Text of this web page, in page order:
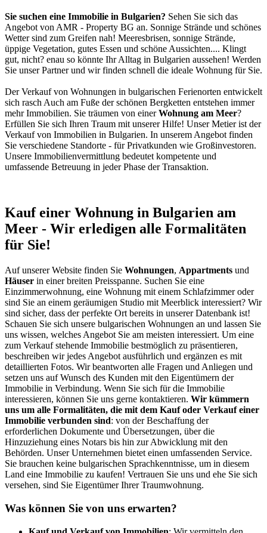
Sie suchen eine Immobilie in Bulgarien? Sehen Sie sich das
Angebot von AMR - Property BG an. Sonnige Strände und schönes
Wetter sind zum Greifen nah! Meeresbrisen, sonnige Strände,
üppige Vegetation, gutes Essen und schöne Aussichten.... Klingt
gut, nicht? enau so könnte Ihr Alltag in Bulgarien aussehen! Werden
Sie unser Partner und wir finden schnell die ideale Wohnung für Sie.
Der Verkauf von Wohnungen in bulgarischen Ferienorten entwickelt
sich rasch Auch am Fuße der schönen Bergketten entstehen immer
mehr Immobilien. Sie träumen von einerWohnung am Meer?
Erfüllen Sie sich Ihren Traum mit unserer Hilfe! Unser Metier ist der
Verkauf von Immobilien in Bulgarien. In unserem Angebot finden
Sie verschiedene Standorte - für Privatkunden wie Großinvestoren.
Unsere Immobilienvermittlung bedeutet kompetente und
umfassende Betreuung in jeder Phase der Transaktion.
Kauf einer Wohnung in Bulgarien am
Meer - Wir erledigen alle Formalitäten
für Sie!
Auf unserer Website finden Sie Wohnungen, Appartments und
Häuser in einer breiten Preisspanne. Suchen Sie eine
Einzimmerwohnung, eine Wohnung mit einem Schlafzimmer oder
sind Sie an einem geräumigen Studio mit Meerblick interessiert? Wir
sind sicher, dass der perfekte Ort bereits in unserer Datenbank ist!
Schauen Sie sich unsere bulgarischen Wohnungen an und lassen Sie
uns wissen, welches Angebot Sie am meisten interessiert. Um eine
zum Verkauf stehende Immobilie bestmöglich zu präsentieren,
beschreiben wir jedes Angebot ausführlich und ergänzen es mit
detaillierten Fotos. Wir beantworten alle Fragen und Anliegen und
setzen uns auf Wunsch des Kunden mit den Eigentümern der
Immobilie in Verbindung. Wenn Sie sich für die Immobilie
interessieren, können Sie uns gerne kontaktieren. Wir kümmern
uns um alle Formalitäten, die mit dem Kauf oder Verkauf einer
Immobilie verbunden sind: von der Beschaffung der
erforderlichen Dokumente und Übersetzungen, über die
Hinzuziehung eines Notars bis hin zur Abwicklung mit den
Behörden. Unser Unternehmen bietet einen umfassenden Service.
Sie brauchen keine bulgarischen Sprachkenntnisse, um in diesem
Land eine Immobilie zu kaufen! Vertrauen Sie uns und ehe Sie sich
versehen, sind Sie Eigentümer Ihrer Traumwohnung.
Was können Sie von uns erwarten?